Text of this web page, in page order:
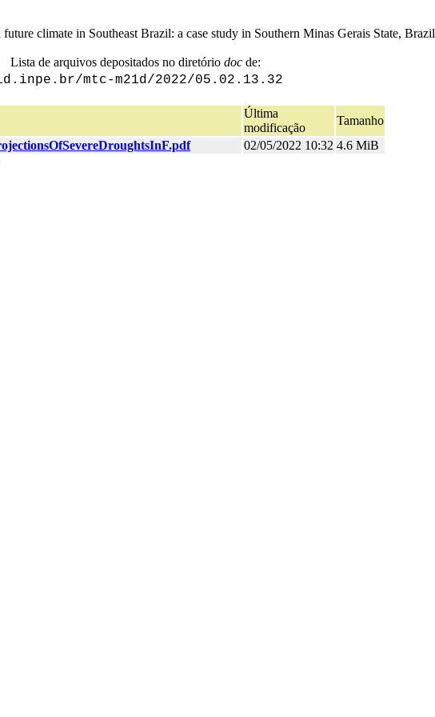
climate in Southeast Brazil: a case study in Southern Minas Gerais State, Brazil
Lista de arquivos depositados no diretório docde:
mtc-m21d/2022/05.02.13.32
Última
modificação
Tamanho
02/05/2022 10:32 4.6 MiB